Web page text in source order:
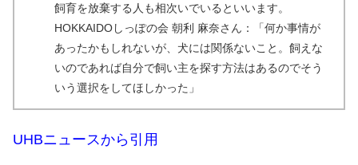
飼育を放棄する人も相次いでいるといいます。
HOKKAIDOしっぽの会 朝利 麻奈さん：「何か事情が
あったかもしれないが、犬には関係ないこと。飼えな
いのであれば自分で飼い主を探す方法はあるのでそう
いう選択をしてほしかった」
UHBニュースから引用